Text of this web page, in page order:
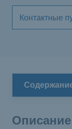
Контактные
Описание